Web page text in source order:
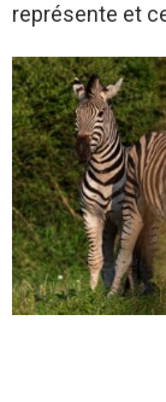
représente et